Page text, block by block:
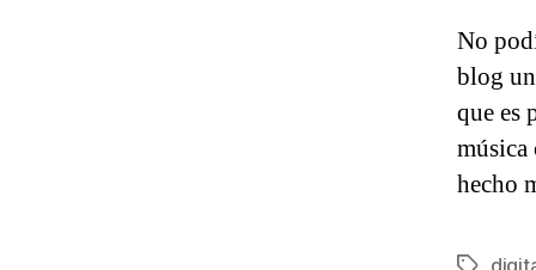
No
blog
que es
música
hecho